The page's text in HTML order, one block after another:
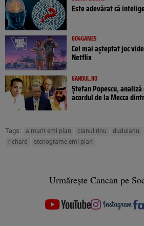
Este adevărat că
GO4GAMES
Cel mai așteptat joc
Netflix
GANDUL.RO
Ștefan Popescu,
acordul de la Mecca
Tags: a murit emi pian clanul rinu duduianu
richard
stenograme emi pian
Urmărește Cancan pe